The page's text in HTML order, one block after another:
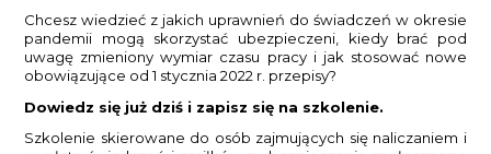
Chcesz wiedzieć z jakich uprawnień do świadczeń w okresie
pandemii mogą skorzystać ubezpieczeni, kiedy brać pod
uwagę zmieniony wymiar czasu pracy i jak stosować nowe
obowiązujące od 1 stycznia 2022 r. przepisy?
Dowiedz się już dziś i zapisz się na szkolenie.
Szkolenie skierowane do osób zajmujących się naliczaniem i